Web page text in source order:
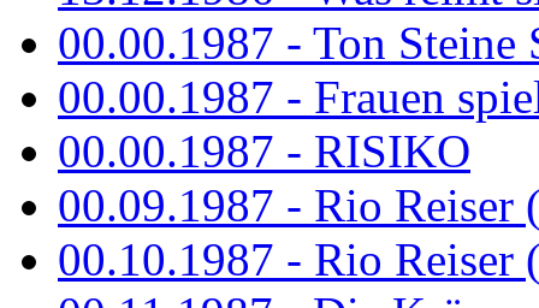
00.00.1987 - Ton Steine
00.00.1987 - Frauen
00.00.1987 - RISIKO
00.09.1987 - Rio Reiser
00.10.1987 - Rio Reiser